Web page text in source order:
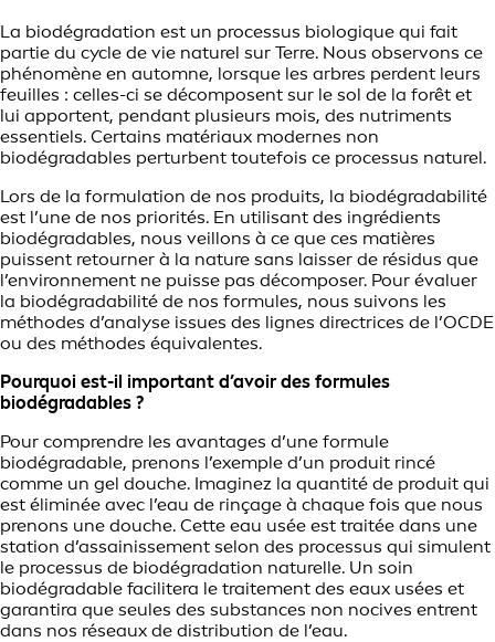
La biodégradation est un processus biologique qui fait
partie du cycle de vie naturel sur Terre. Nous observons ce
phénomène en automne, lorsque les arbres perdent leurs
feuilles : celles-ci se décomposent sur le sol de la forêt et
lui apportent, pendant plusieurs mois, des nutriments
essentiels. Certains matériaux modernes non
biodégradables perturbent toutefois ce processus naturel.
Lors de la formulation de nos produits, la biodégradabilité
est l’une de nos priorités. En utilisant des ingrédients
biodégradables, nous veillons à ce que ces matières
puissent retourner à la nature sans laisser de résidus que
l’environnement ne puisse pas décomposer. Pour évaluer
la biodégradabilité de nos formules, nous suivons les
méthodes d’analyse issues des lignes directrices de l’OCDE
ou des méthodes équivalentes.
Pourquoi est-il important d’avoir des formules
biodégradables ?
Pour comprendre les avantages d’une formule
biodégradable, prenons l’exemple d’un produit rincé
comme un gel douche. Imaginez la quantité de produit qui
est éliminée avec l’eau de rinçage à chaque fois que nous
prenons une douche. Cette eau usée est traitée dans une
station d’assainissement selon des processus qui simulent
le processus de biodégradation naturelle. Un soin
biodégradable facilitera le traitement des eaux usées et
garantira que seules des substances non nocives entrent
dans nos réseaux de distribution de l’eau.